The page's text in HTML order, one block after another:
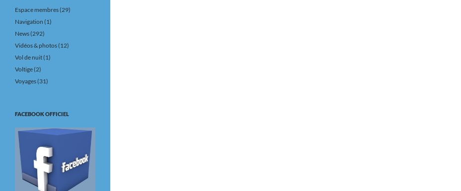
Espace membres(29)
Navigation (1)
News(292)
Vidéos & photos(12)
Vol de nuit(1)
Voltige(2)
Voyages(31)
FACEBOOK OFFICIEL